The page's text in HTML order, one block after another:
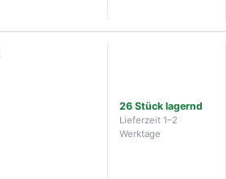
26 Stück lagernd
Lieferzeit 1–2
Werktage